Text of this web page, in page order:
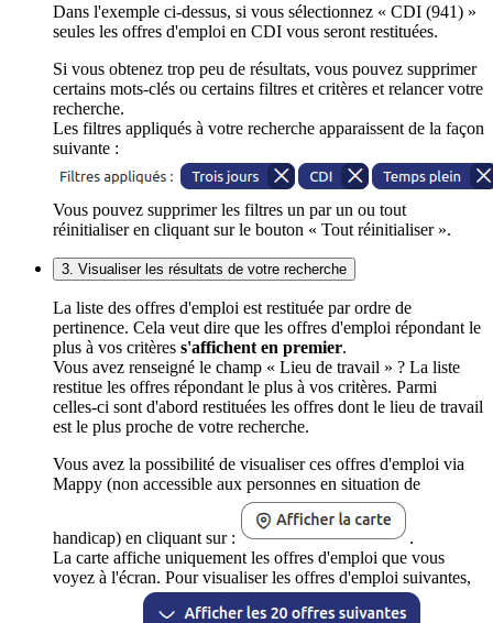
Dans l'exemple ci-dessus, si vous sélectionnez « CDI (941) »
seules les offres d'emploi en CDI vous seront restituées.
Si vous obtenez trop peu de résultats, vous pouvez supprimer
certains mots-clés ou certains filtres et critères et relancer votre
recherche.
Les filtres appliqués à votre recherche apparaissent de la façon
suivante :
Vous pouvez supprimer les filtres un par un ou tout
réinitialiser en cliquant sur le bouton « Tout réinitialiser ».
3. Visualiser les résultats de votre recherche
La liste des offres d'emploi est restituée par ordre de
pertinence. Cela veut dire que les offres d'emploi répondant le
plus à vos critères s'affichent en premier.
Vous avez renseigné le champ « Lieu de travail » ? La liste
restitue les offres répondant le plus à vos critères. Parmi
celles-ci sont d'abord restituées les offres dont le lieu de travail
est le plus proche de votre recherche.
Vous avez la possibilité de visualiser ces offres d'emploi via
Mappy (non accessible aux personnes en situation de
handicap) en cliquant sur :
.
La carte affiche uniquement les offres d'emploi que vous
voyez à l'écran. Pour visualiser les offres d'emploi suivantes,